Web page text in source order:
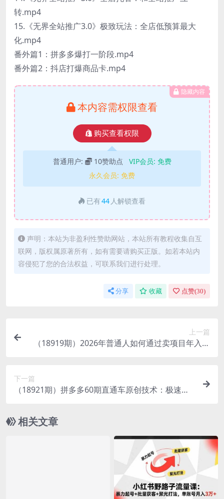
转.mp4
15.《无界全站推广3.0》极致玩法：全店低预算最大
化.mp4
番外篇1：拼多多爆打一阶段.mp4
番外篇2：抖店打爆商品卡.mp4
隐藏内容
本内容需权限查看
购买查看权限
普通用户: 10赞助点 VIP会员: 免费
永久会员: 免费
已有44 人解锁查看
声明：本站为非盈利性赞助网站，本站所有教程收集自互
联网，版权属原著所有，如有需要请购买正版。如若本站内
容侵犯了您的合法权益，可联系我们进行处理。
分享 收藏 点赞(30)
上一篇
（18919期）2026年普通人如何通过卖项目年入百
下一篇
（18921期）拼多多60期直通车原创技术：极速起
相关文章